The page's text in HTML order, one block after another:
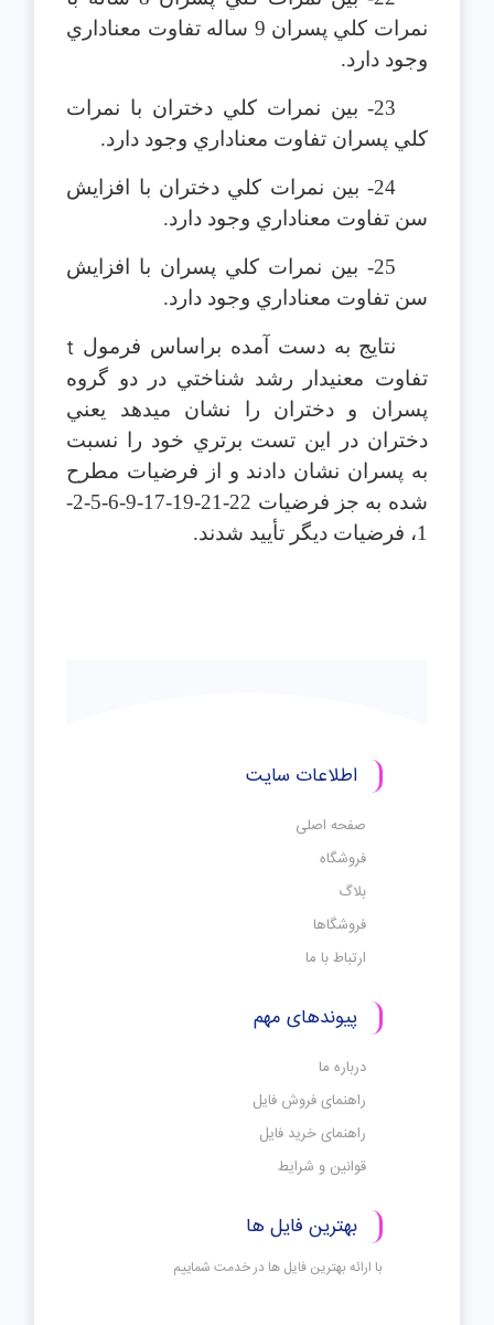
نمرات كلي پسران 9 ساله تفاوت معناداري
وجود دارد.
23- بين نمرات كلي دختران با نمرات
كلي پسران تفاوت معناداري وجود دارد.
24- بين نمرات كلي دختران با افزايش
سن تفاوت معناداري وجود دارد.
25- بين نمرات كلي پسران با افزايش
سن تفاوت معناداري وجود دارد.
نتايج به دست آمده براساس فرمول ‎ t
تفاوت معني‎دار رشد شناختي در دو گروه
پسران و دختران را نشان مي‎دهد يعني
دختران در اين تست برتري خود را نسبت
به پسران نشان دادند و از فرضيات مطرح
شده به جز فرضيات 22-21-19-17-9-6-5-2-
1، فرضيات ديگر تأييد شدند.
اطلاعات سایت
صفحه اصلی
فروشگاه
بلاگ
فروشگاها
ارتباط با ما
پیوندهای مهم
درباره ما
راهنمای فروش فایل
راهنمای خرید فایل
قوانین و شرایط
بهترین فایل ها
با ارائه بهترین فایل ها در خدمت شماییم